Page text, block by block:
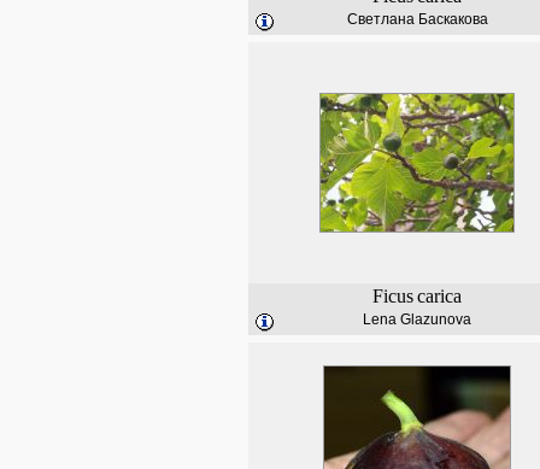
Светлана Баскакова
Ficuscarica
Lena Glazunova